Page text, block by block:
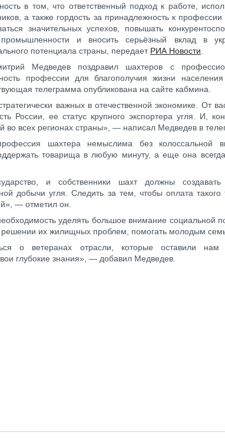
в том, что ответственный подход к работе,
а также гордость за принадлежность к профессии
значительных успехов, повышать
промышленности и вносить серьёзный вклад в
потенциала страны, передает РИА Новости
Медведев поздравил шахтеров с
профессии для благополучия жизни
телеграмма опубликована на сайте кабмина.
важных в отечественной экономике. От
России, ее статус крупного экспортера угля. И,
во всех регионах страны», — написал Медведев в
шахтера немыслима без колоссальной
товарища в любую минуту, а еще она
и собственники шахт должны создавать
добычи угля. Следить за тем, чтобы оплата такого
— отметил он.
уделять большое внимание социальной
решении их жилищных проблем, помогать молодым
о ветеранах отрасли, которые оставили
глубокие знания», — добавил Медведев.